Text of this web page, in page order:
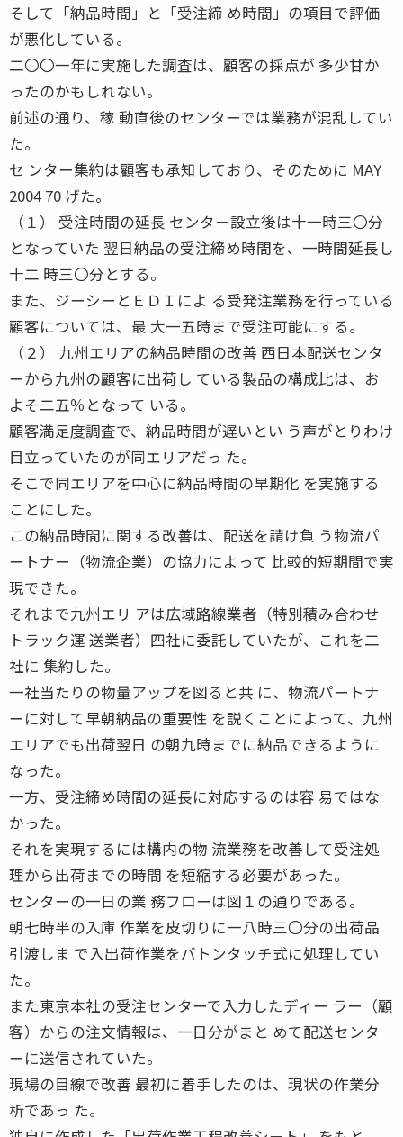
そして「納品時間」と「受注締 め時間」の項目で評価
が悪化している。
二〇〇一年に実施した調査は、顧客の採点が 多少甘か
ったのかもしれない。
前述の通り、稼 動直後のセンターでは業務が混乱してい
た。
セ ンター集約は顧客も承知しており、そのために MAY
2004 70 げた。
（１） 受注時間の延長 センター設立後は十一時三〇分
となっていた 翌日納品の受注締め時間を、一時間延長し
十二 時三〇分とする。
また、ジーシーとＥＤＩによ る受発注業務を行っている
顧客については、最 大一五時まで受注可能にする。
（２） 九州エリアの納品時間の改善 西日本配送センタ
ーから九州の顧客に出荷し ている製品の構成比は、お
よそ二五％となって いる。
顧客満足度調査で、納品時間が遅いとい う声がとりわけ
目立っていたのが同エリアだっ た。
そこで同エリアを中心に納品時間の早期化 を実施する
ことにした。
この納品時間に関する改善は、配送を請け負 う物流パ
ートナー（物流企業）の協力によって 比較的短期間で実
現できた。
それまで九州エリ アは広域路線業者（特別積み合わせ
トラック運 送業者）四社に委託していたが、これを二
社に 集約した。
一社当たりの物量アップを図ると共 に、物流パートナ
ーに対して早朝納品の重要性 を説くことによって、九州
エリアでも出荷翌日 の朝九時までに納品できるように
なった。
一方、受注締め時間の延長に対応するのは容 易ではな
かった。
それを実現するには構内の物 流業務を改善して受注処
理から出荷までの時間 を短縮する必要があった。
センターの一日の業 務フローは図１の通りである。
朝七時半の入庫 作業を皮切りに一八時三〇分の出荷品
引渡しま で入出荷作業をバトンタッチ式に処理してい
た。
また東京本社の受注センターで入力したディー ラー（顧
客）からの注文情報は、一日分がまと めて配送センタ
ーに送信されていた。
現場の目線で改善 最初に着手したのは、現状の作業分
析であっ た。